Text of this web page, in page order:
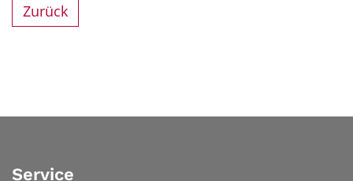
Zurück
Service